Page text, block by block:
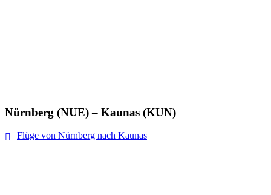
Nürnberg (NUE) – Kaunas (KUN)
Flüge von Nürnberg nach Kaunas